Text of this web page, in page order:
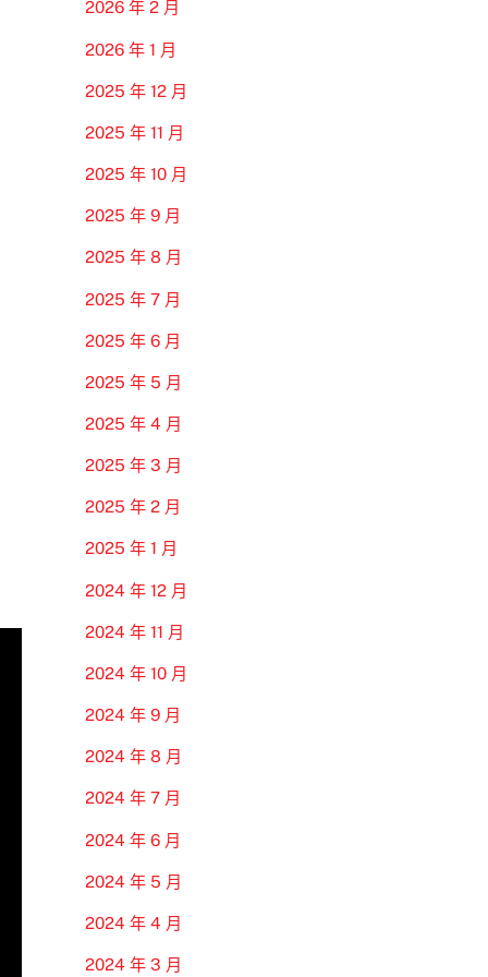
2026 年 2 月
2026 年 1 月
2025 年 12 月
2025 年 11 月
2025 年 10 月
2025 年 9 月
2025 年 8 月
2025 年 7 月
2025 年 6 月
2025 年 5 月
2025 年 4 月
2025 年 3 月
2025 年 2 月
2025 年 1 月
2024 年 12 月
2024 年 11 月
2024 年 10 月
2024 年 9 月
2024 年 8 月
2024 年 7 月
2024 年 6 月
2024 年 5 月
2024 年 4 月
2024 年 3 月